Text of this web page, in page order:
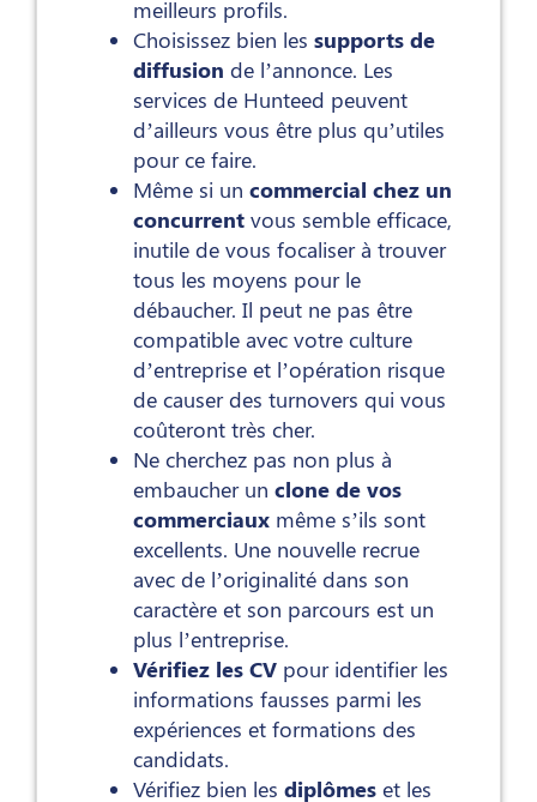
meilleurs profils.
Choisissez bien les supports de
diffusion de l’annonce. Les
services de Hunteed peuvent
d’ailleurs vous être plus qu’utiles
pour ce faire.
Même si un commercial chez un
concurrent vous semble efficace,
inutile de vous focaliser à trouver
tous les moyens pour le
débaucher. Il peut ne pas être
compatible avec votre culture
d’entreprise et l’opération risque
de causer des turnovers qui vous
coûteront très cher.
Ne cherchez pas non plus à
embaucher un clone de vos
commerciaux même s’ils sont
excellents. Une nouvelle recrue
avec de l’originalité dans son
caractère et son parcours est un
plus l’entreprise.
Vérifiez les CV pour identifier les
informations fausses parmi les
expériences et formations des
candidats.
Vérifiez bien les diplômes et les